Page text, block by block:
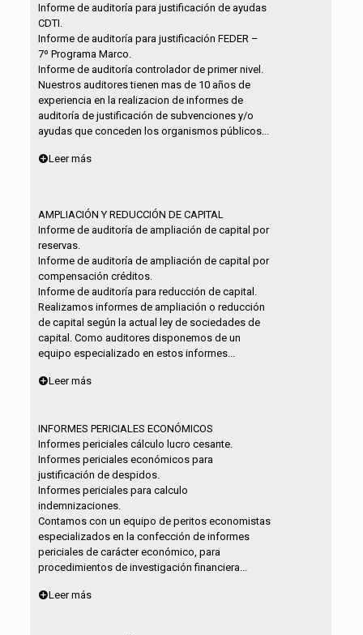
Informe de auditoría para justificación de ayudas
CDTI.
Informe de auditoría para justificación FEDER –
7º Programa Marco.
Informe de auditoría controlador de primer nivel.
Nuestros auditores tienen mas de 10 años de
experiencia en la realizacion de informes de
auditoría de justificación de subvenciones y/o
ayudas que conceden los organismos públicos...
Leer más
AMPLIACIÓN Y REDUCCIÓN DE CAPITAL
Informe de auditoría de ampliación de capital por
reservas.
Informe de auditoría de ampliación de capital por
compensación créditos.
Informe de auditoría para reducción de capital.
Realizamos informes de ampliación o reducción
de capital según la actual ley de sociedades de
capital. Como auditores disponemos de un
equipo especializado en estos informes...
Leer más
INFORMES PERICIALES ECONÓMICOS
Informes periciales cálculo lucro cesante.
Informes periciales económicos para
justificación de despidos.
Informes periciales para calculo
indemnizaciones.
Contamos con un equipo de peritos economistas
especializados en la confección de informes
periciales de carácter económico, para
procedimientos de investigación financiera...
Leer más